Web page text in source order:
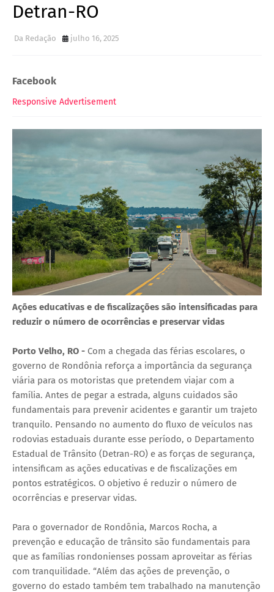
Detran-RO
Da Redação julho 16, 2025
Facebook
Responsive Advertisement
Ações educativas e de fiscalizações são intensificadas para
reduzir o número de ocorrências e preservar vidas
Porto Velho, RO - Com a chegada das férias escolares, o
governo de Rondônia reforça a importância da segurança
viária para os motoristas que pretendem viajar com a
família. Antes de pegar a estrada, alguns cuidados são
fundamentais para prevenir acidentes e garantir um trajeto
tranquilo. Pensando no aumento do fluxo de veículos nas
rodovias estaduais durante esse período, o Departamento
Estadual de Trânsito (Detran-RO) e as forças de segurança,
intensificam as ações educativas e de fiscalizações em
pontos estratégicos. O objetivo é reduzir o número de
ocorrências e preservar vidas.
Para o governador de Rondônia, Marcos Rocha, a
prevenção e educação de trânsito são fundamentais para
que as famílias rondonienses possam aproveitar as férias
com tranquilidade. “Além das ações de prevenção, o
governo do estado também tem trabalhado na manutenção